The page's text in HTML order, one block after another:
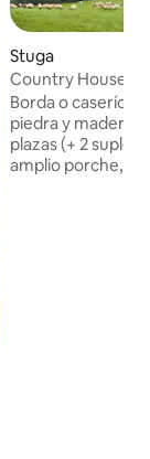
Stuga
Country House i
Borda o caserío
piedra y madera,
plazas (+ 2
amplio porche,